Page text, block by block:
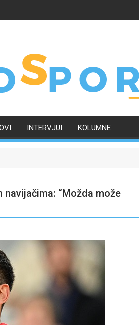
INTERVJUI KOLUMNE
“Možda može